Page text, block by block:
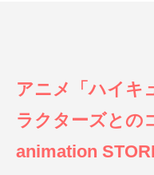
アニメ「ハイキ
ラクターズとの
animation